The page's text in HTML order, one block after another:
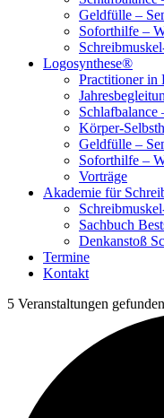
Geldfülle –
Soforthilfe –
Logosynthese®
Practitioner in
Schlafbalance
Körper-
Geldfülle –
Soforthilfe –
Vorträge
Akademie für
Sachbuch
Denkanstoß
Termine
Kontakt
5 Veranstaltungen